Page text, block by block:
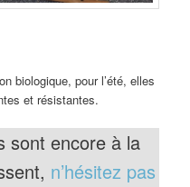
biologique, pour l’été, elles
et résistantes.
sont encore à la
n’hésitez pas